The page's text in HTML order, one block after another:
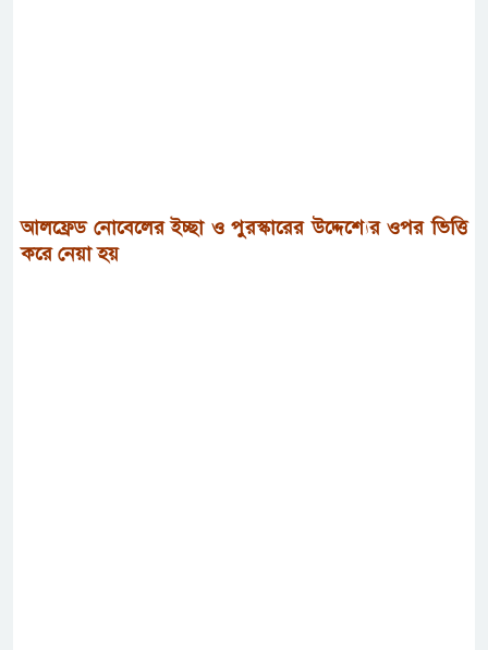
আলফ্রেড নোবেলেরইচ্ছা ওপুরস্কারেরউদ্দেশ্যেরওপরভিত্তি
করেনেয়াহয়